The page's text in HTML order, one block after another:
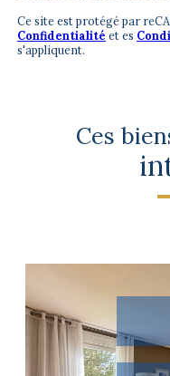
Ce site est protégé par
Confidentialité et es
s'appliquent.
Ces